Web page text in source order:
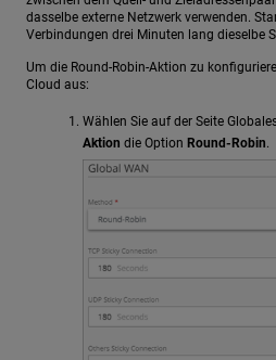
dasselbe externe Netzwerk verwenden.
Verbindungen drei Minuten lang dieselbe
Um die Round-Robin-Aktion zu
Cloud aus:
Wählen Sie auf der Seite
Aktion die Option Round-Robin.